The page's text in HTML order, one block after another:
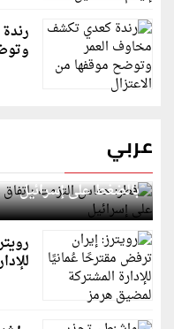
عربي
قطر: حماس التزمت
بالضغط على إسرائيل